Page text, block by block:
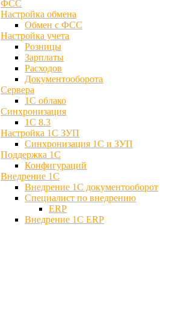
ФСС
Настройка обмена
Обмен с ФСС
Настройка учета
Розницы
Зарплаты
Расходов
Документооборота
Сервера
1С облако
Синхронизация
1С 8.3
Настройка 1С ЗУП
Синхронизация 1С и ЗУП
Поддержка 1С
Конфигураций
Внедрение 1С
Внедрение 1С документооборот
Специалист по внедрению
ERP
Внедрение 1С ERP